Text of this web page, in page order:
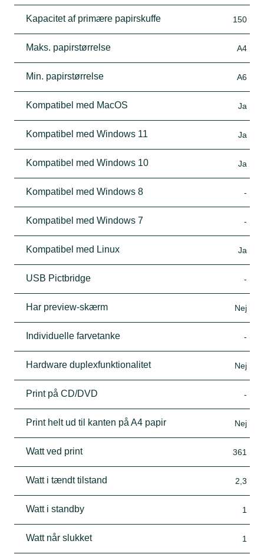
Kapacitet af primære papirskuffe 150
Maks. papirstørrelse A4
Min. papirstørrelse A6
Kompatibel med MacOS Ja
Kompatibel med Windows 11 Ja
Kompatibel med Windows 10 Ja
Kompatibel med Windows 8 -
Kompatibel med Windows 7 -
Kompatibel med Linux Ja
USB Pictbridge -
Har preview-skærm Nej
Individuelle farvetanke -
Hardware duplexfunktionalitet Nej
Print på CD/DVD -
Print helt ud til kanten på A4 papir Nej
Watt ved print 361
Watt i tændt tilstand 2,3
Watt i standby 1
Watt når slukket 1